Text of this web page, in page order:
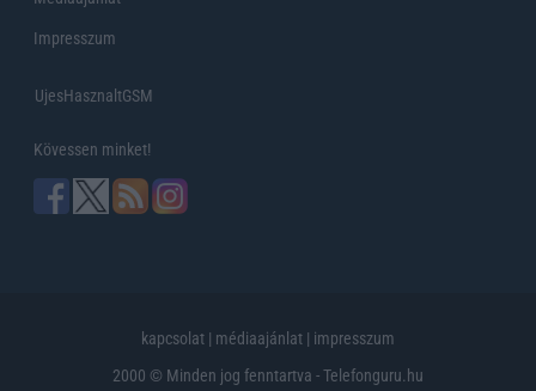
Impresszum
UjesHasznaltGSM
Kövessen minket!
kapcsolat | médiaajánlat | impresszum
2000 © Minden jog fenntartva - Telefonguru.hu